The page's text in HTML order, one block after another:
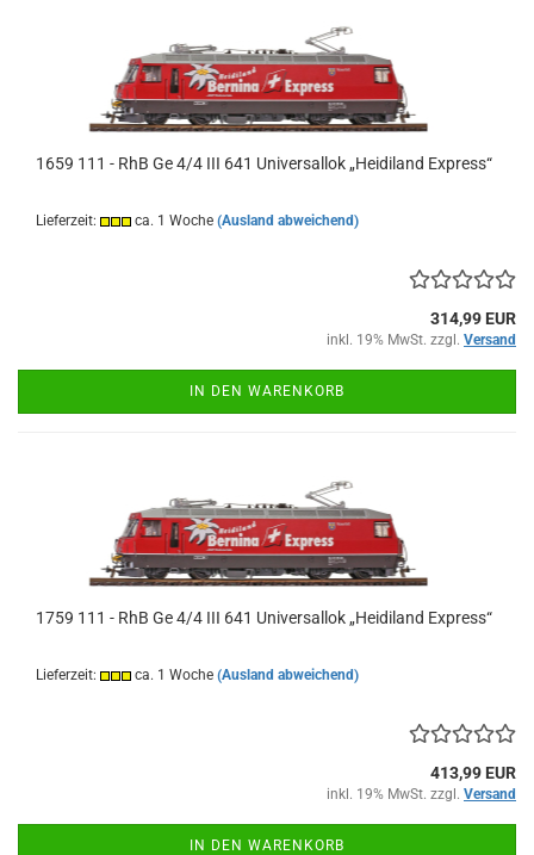
1659 111 - RhB Ge 4/4 III 641 Universallok „Heidiland Express“
Lieferzeit: ca. 1 Woche (Ausland abweichend)
314,99 EUR
inkl. 19% MwSt. zzgl. Versand
IN DEN WARENKORB
1759 111 - RhB Ge 4/4 III 641 Universallok „Heidiland Express“
Lieferzeit: ca. 1 Woche (Ausland abweichend)
413,99 EUR
inkl. 19% MwSt. zzgl. Versand
IN DEN WARENKORB